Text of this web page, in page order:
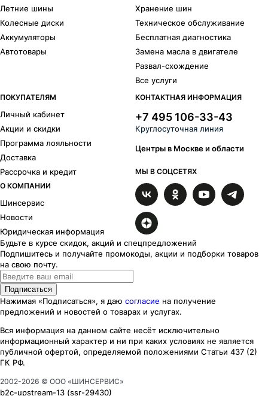
Летние шины
Колесные диски
Аккумуляторы
Автотовары
Хранение шин
Техническое обслуживание
Бесплатная диагностика
Замена масла в двигателе
Развал-схождение
Все услуги
ПОКУПАТЕЛЯМ
Личный кабинет
Акции и скидки
Программа лояльности
Доставка
Рассрочка и кредит
О КОМПАНИИ
Шинсервис
Новости
Юридическая информация
КОНТАКТНАЯ ИНФОРМАЦИЯ
+7 495 106-33-43
Круглосуточная линия
Центры в Москве и области
МЫ В СОЦСЕТЯХ
Будьте в курсе скидок, акций и спецпредложений
Подпишитесь и получайте промокоды, акции и подборки товаров
на свою почту.
Подписаться
Нажимая «Подписаться», я даю согласие на получение
предложений и новостей о товарах и услугах.
Вся информация на данном сайте несёт исключительно
информационный характер и ни при каких условиях не является
публичной офертой, определяемой положениями Статьи 437 (2)
ГК РФ.
2002-2026 © ООО «ШИНСЕРВИС»
b2c-upstream-13 (ssr-29430)